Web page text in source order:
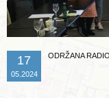
17
05.2024
ODRŽANA